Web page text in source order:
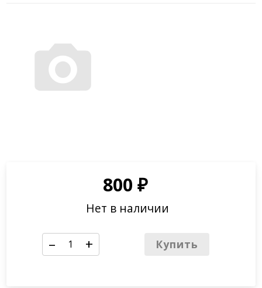
Изящная фигурка танцующего Зеленого Ганеши
Любви. Ганеша является одним из самых популярных
и всеми любимых индийских Богов. Он считается
покровителем знаний и всех видов искусства. К нему